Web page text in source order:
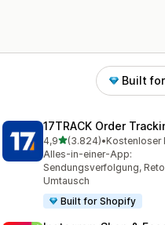
Built
17TRACK Order
4,9von 5 Sternen
(3.824)
3824 Rezensionen
•
Alles-in-einer-App:
Sendungsverfolgung,
Umtausch
Built for Shopify